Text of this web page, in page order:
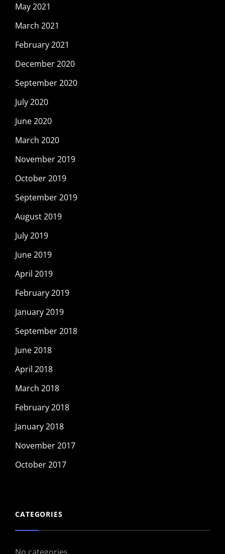
May 2021
March 2021
February 2021
December 2020
September 2020
July 2020
June 2020
March 2020
November 2019
October 2019
September 2019
August 2019
July 2019
June 2019
April 2019
February 2019
January 2019
September 2018
June 2018
April 2018
March 2018
February 2018
January 2018
November 2017
October 2017
CATEGORIES